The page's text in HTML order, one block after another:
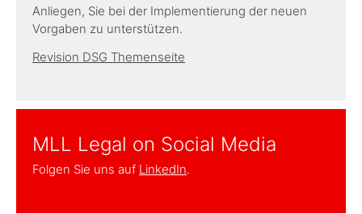
Anliegen, Sie bei der Implementierung der neuen
Vorgaben zu unterstützen.
Revision DSG Themenseite
MLL Legal on Social Media
Folgen Sie uns auf LinkedIn.